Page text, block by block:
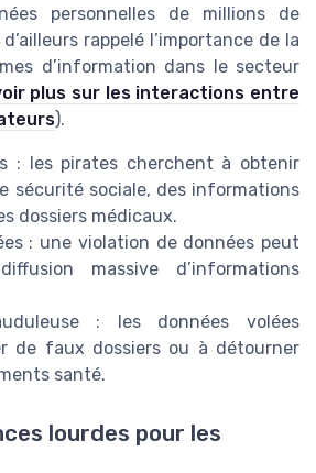
personnelles de millions de
rappelé l’importance de la
d’information dans le secteur
plus sur les interactions entre
).
: les pirates cherchent à obtenir
sécurité sociale, des informations
dossiers médicaux.
: une violation de données peut
massive d’informations
: les données volées
de faux dossiers ou à détourner
santé.
lourdes pour les